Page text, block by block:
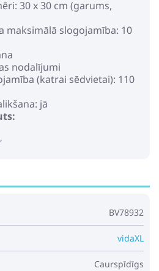
30 x 30 cm (garums,
maksimālā slogojamība: 10
nodalījumi
(katrai sēdvietai): 110
jā
BV78932
vidaXL
Caurspīdīgs